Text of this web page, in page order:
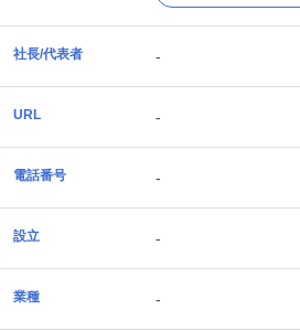
社長/代表者 -
URL -
電話番号 -
設立 -
業種 -